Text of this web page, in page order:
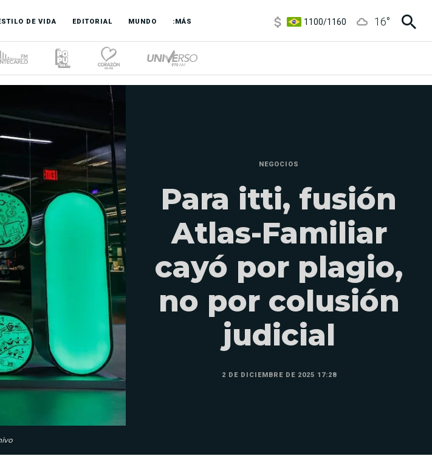
DE VIDA EDITORIAL MUNDO :MÁS
3,8/4
16°
NEGOCIOS
Para itti, fusión
Atlas-Familiar
cayó por plagio,
no por colusión
judicial
2 DE DICIEMBRE DE 2025 17:28